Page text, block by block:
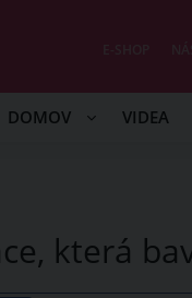
DOMOV VIDEA
která